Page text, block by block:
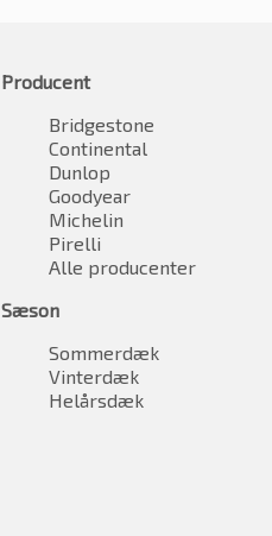
Producent
Bridgestone
Continental
Dunlop
Goodyear
Michelin
Pirelli
Alle producenter
Sæson
Sommerdæk
Vinterdæk
Helårsdæk